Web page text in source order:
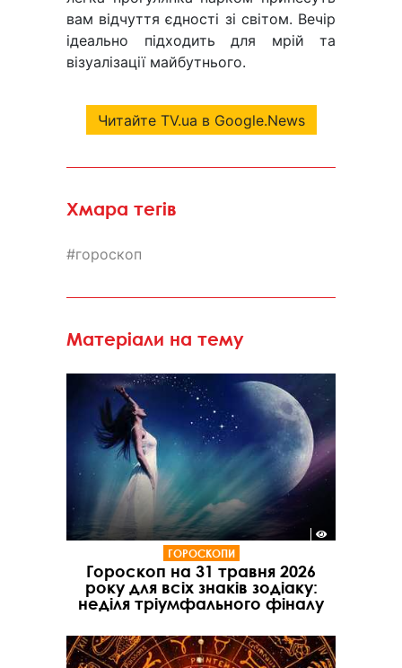
вам відчуття єдності зі світом. Вечір
ідеально підходить для мрій та
візуалізації майбутнього.
Читайте TV.ua в Google.News
Хмара тегів
гороскоп
Матеріали на тему
ГОРОСКОПИ
Гороскоп на 31 травня 2026
року для всіх знаків зодіаку:
неділя тріумфального фіналу